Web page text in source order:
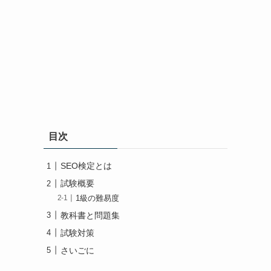
目次
SEO検定とは
試験概要
1級の難易度
教科書と問題集
試験対策
さいごに